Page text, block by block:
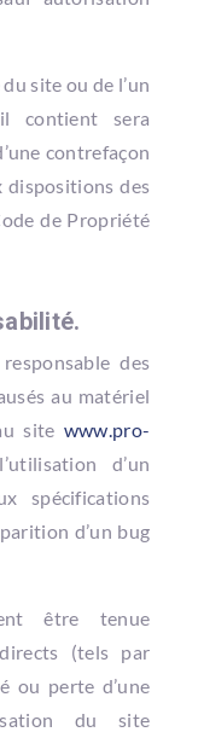
site ou de l’un
contient sera
contrefaçon
dispositions des
de Propriété
des
au matériel
site www.pro-
d’un
spécifications
d’un bug
être tenue
(tels par
ou perte d’une
du site